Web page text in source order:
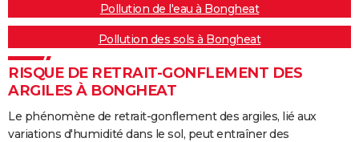
Pollution de l'eau à Bongheat
Pollution des sols à Bongheat
RISQUE DE RETRAIT-GONFLEMENT DES
ARGILES À BONGHEAT
Le phénomène de retrait-gonflement des argiles, lié aux
variations d'humidité dans le sol, peut entraîner des